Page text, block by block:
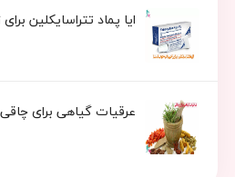
ایا پماد تتراسایکلین
عرقیات گیاهی برای